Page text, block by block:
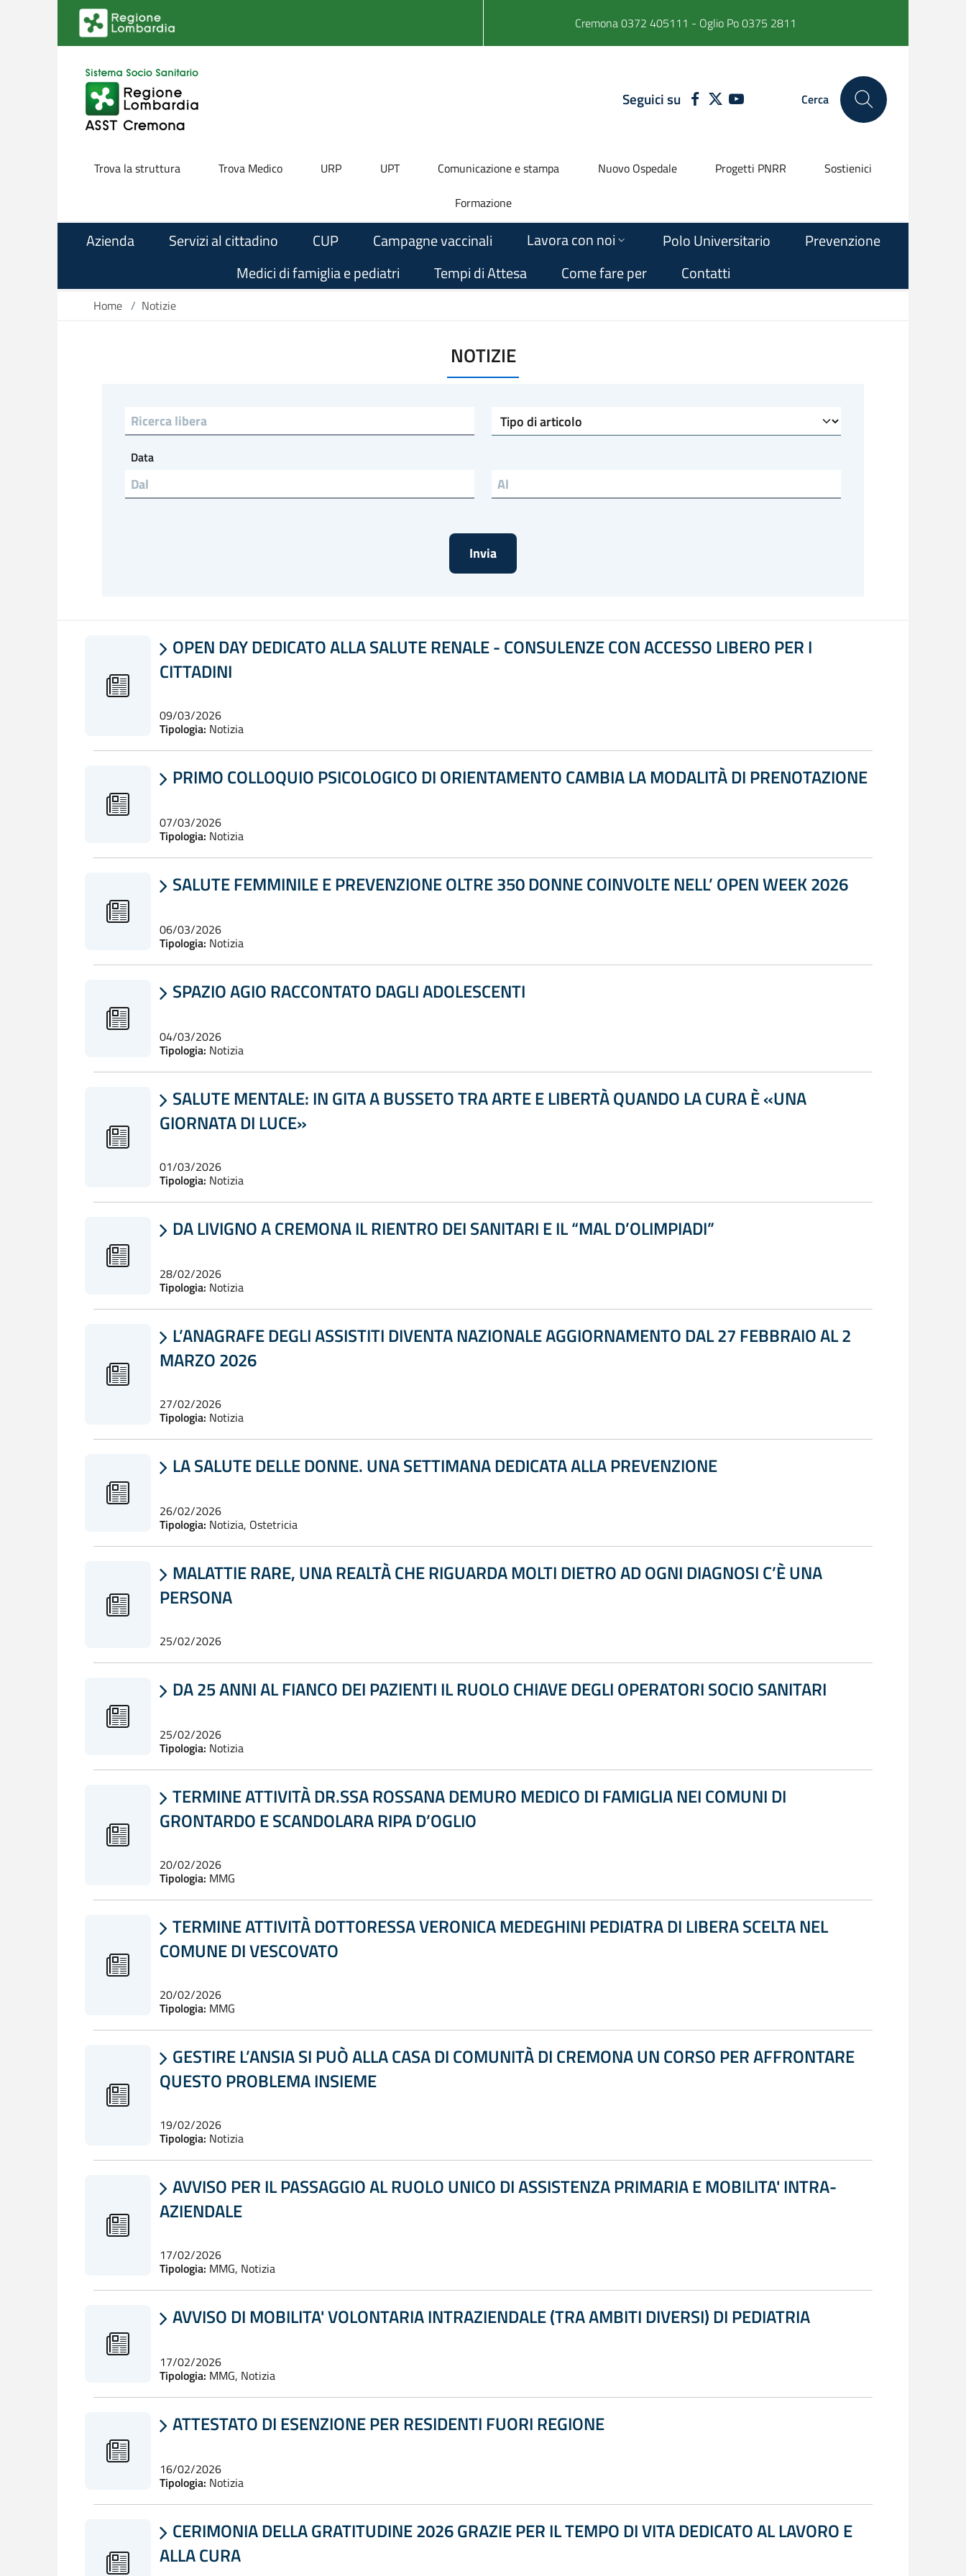
Salta al contenuto principale
Cremona 0372 405111 - Oglio Po 0375 2811
Seguici suFACEBOOK
TWITTERYOUTUBE Cerca
Trova la struttura Trova Medico URP UPT Comunicazione e stampa Nuovo Ospedale Progetti PNRR
Sostienici
Formazione
Azienda Servizi al cittadino CUP Campagne vaccinali Lavora con noi Polo Universitario
Prevenzione
Medici di famiglia e pediatri
Tempi di Attesa Come fare per Contatti
Home / Notizie
NOTIZIE
Ricerca libera Tipo di articolo
Data
Data al
 OPEN DAY DEDICATO ALLA SALUTE RENALE - CONSULENZE CON ACCESSO LIBERO PER I
CITTADINI
09/03/2026
Tipologia: Notizia
 PRIMO COLLOQUIO PSICOLOGICO DI ORIENTAMENTO CAMBIA LA MODALITÀ DI PRENOTAZIONE
07/03/2026
Tipologia: Notizia
 SALUTE FEMMINILE E PREVENZIONE OLTRE 350 DONNE COINVOLTE NELL’ OPEN WEEK 2026
06/03/2026
Tipologia: Notizia
 SPAZIO AGIO RACCONTATO DAGLI ADOLESCENTI
04/03/2026
Tipologia: Notizia
 SALUTE MENTALE: IN GITA A BUSSETO TRA ARTE E LIBERTÀ QUANDO LA CURA È «UNA
GIORNATA DI LUCE»
01/03/2026
Tipologia: Notizia
 DA LIVIGNO A CREMONA IL RIENTRO DEI SANITARI E IL “MAL D’OLIMPIADI”
28/02/2026
Tipologia: Notizia
 L’ANAGRAFE DEGLI ASSISTITI DIVENTA NAZIONALE AGGIORNAMENTO DAL 27 FEBBRAIO AL 2
MARZO 2026
27/02/2026
Tipologia: Notizia
 LA SALUTE DELLE DONNE. UNA SETTIMANA DEDICATA ALLA PREVENZIONE
26/02/2026
Tipologia: Notizia, Ostetricia
 MALATTIE RARE, UNA REALTÀ CHE RIGUARDA MOLTI DIETRO AD OGNI DIAGNOSI C’È UNA
PERSONA
25/02/2026
 DA 25 ANNI AL FIANCO DEI PAZIENTI IL RUOLO CHIAVE DEGLI OPERATORI SOCIO SANITARI
25/02/2026
Tipologia: Notizia
 TERMINE ATTIVITÀ DR.SSA ROSSANA DEMURO MEDICO DI FAMIGLIA NEI COMUNI DI
GRONTARDO E SCANDOLARA RIPA D’OGLIO
20/02/2026
Tipologia: MMG
 TERMINE ATTIVITÀ DOTTORESSA VERONICA MEDEGHINI PEDIATRA DI LIBERA SCELTA NEL
COMUNE DI VESCOVATO
20/02/2026
Tipologia: MMG
 GESTIRE L’ANSIA SI PUÒ ALLA CASA DI COMUNITÀ DI CREMONA UN CORSO PER AFFRONTARE
QUESTO PROBLEMA INSIEME
19/02/2026
Tipologia: Notizia
 AVVISO PER IL PASSAGGIO AL RUOLO UNICO DI ASSISTENZA PRIMARIA E MOBILITA' INTRA-
AZIENDALE
17/02/2026
Tipologia: MMG, Notizia
 AVVISO DI MOBILITA' VOLONTARIA INTRAZIENDALE (TRA AMBITI DIVERSI) DI PEDIATRIA
17/02/2026
Tipologia: MMG, Notizia
 ATTESTATO DI ESENZIONE PER RESIDENTI FUORI REGIONE
16/02/2026
Tipologia: Notizia
 CERIMONIA DELLA GRATITUDINE 2026 GRAZIE PER IL TEMPO DI VITA DEDICATO AL LAVORO E
ALLA CURA